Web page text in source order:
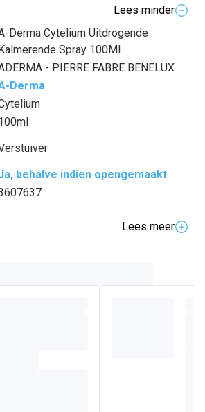
Lees minder
Derma Cytelium Uitdrogende
Spray 100Ml
- PIERRE FABRE BENELUX
Derma
behalve indien opengemaakt
Lees meer
droogt en verzacht zonder de huid